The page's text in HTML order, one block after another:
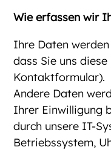
Wie erfassen wir
Ihre Daten
dass Sie uns
Kontaktformular).
Andere Daten
Ihrer Einwilligung
durch unsere IT-
Betriebssystem,